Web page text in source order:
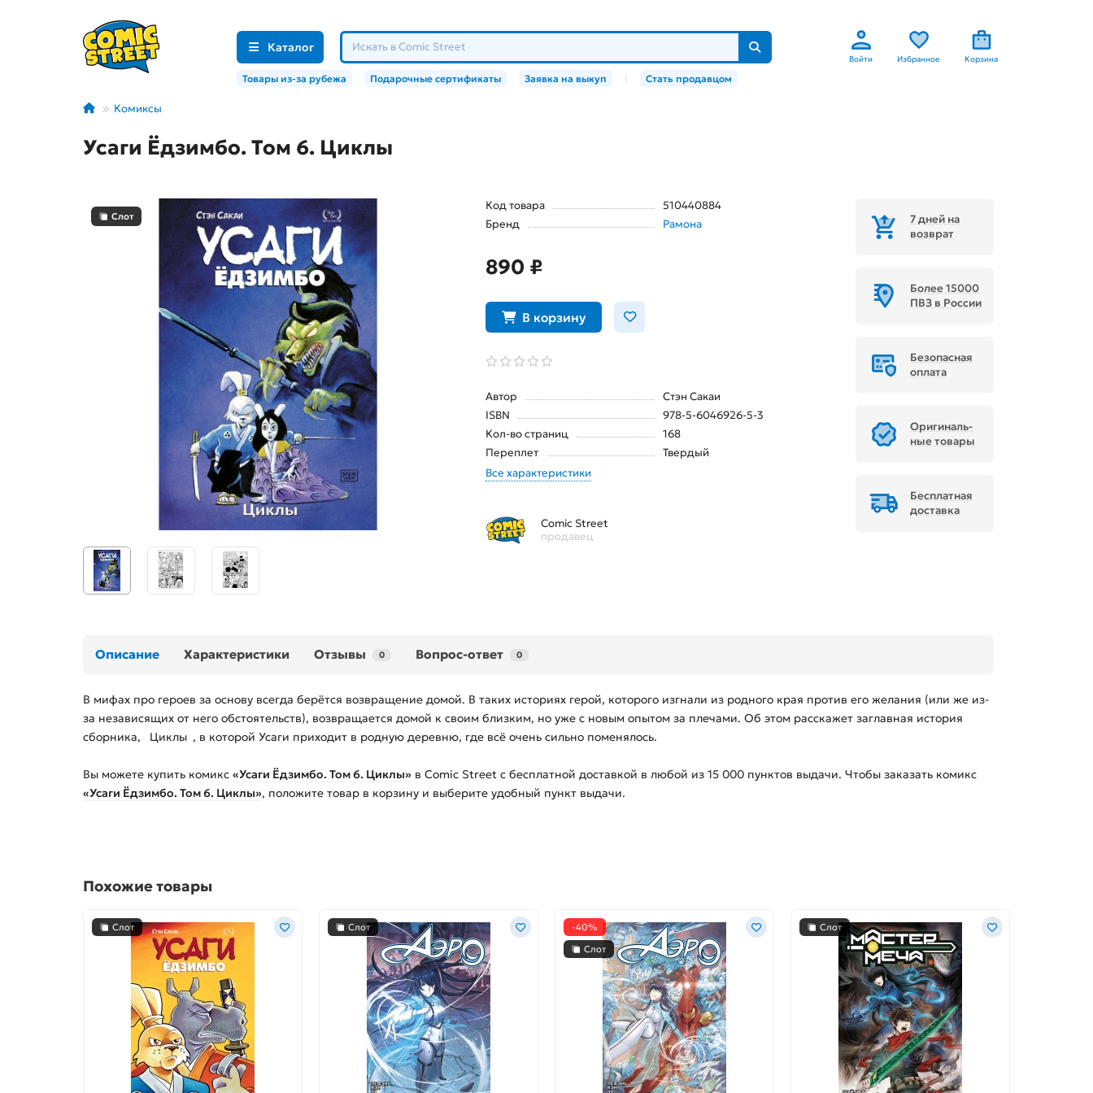
Каталог
Войти Избранное Корзина
Товары из-за рубежа Подарочные сертификаты Заявка на выкуп Стать продавцом
Комиксы
Усаги Ёдзимбо. Том 6. Циклы
Слот
Код товара
510440884
Бренд
Рамона
890 ₽
В корзину
Автор
Стэн Сакаи
ISBN
978-5-6046926-5-3
Кол-во страниц
168
Переплет
Твердый
Все характеристики
Comic Street
продавец
7 дней на
возврат
Более 15000
ПВЗ в России
Безопасная
оплата
Ори­ги­наль­
ные товары
Бесплатная
доставка
Описание Характеристики Отзывы 0 Вопрос-ответ 0
В мифах про героев за основу всегда берётся возвращение домой. В таких историях герой, которого изгнали из родного края против его желания (или же из-
за независящих от него обстоятельств), возвращается домой к своим близким, но уже с новым опытом за плечами. Об этом расскажет заглавная история
сборника, Циклы , в которой Усаги приходит в родную деревню, где всё очень сильно поменялось.
Вы можете купить комикс «Усаги Ёдзимбо. Том 6. Циклы» в Comic Street с бесплатной доставкой в любой из 15 000 пунктов выдачи. Чтобы заказать комикс
«Усаги Ёдзимбо. Том 6. Циклы», положите товар в корзину и выберите удобный пункт выдачи.
Похожие товары
Слот Слот
-40%
Слот
Слот